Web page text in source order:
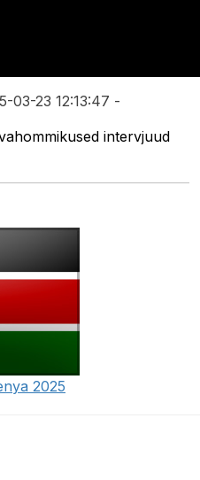
03-23 12:13:47 -
intervjuud
2025